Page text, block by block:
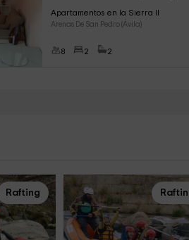
Apartamentos en la Sierra II
Arenas De San Pedro (Ávila)
8 2 2
Rafting